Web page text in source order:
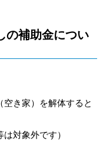
の補助金につい
き家）を解体すると
対象外です）